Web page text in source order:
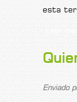
esta
Enviado